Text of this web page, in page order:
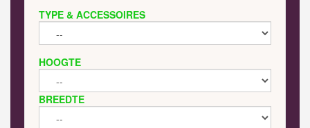
TYPE & ACCESSOIRES
HOOGTE
BREEDTE